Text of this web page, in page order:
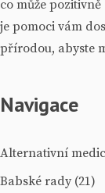
co může
je pomoci vám
přírodou, abyste
Navigace
Alternativní
Babské rady (21)